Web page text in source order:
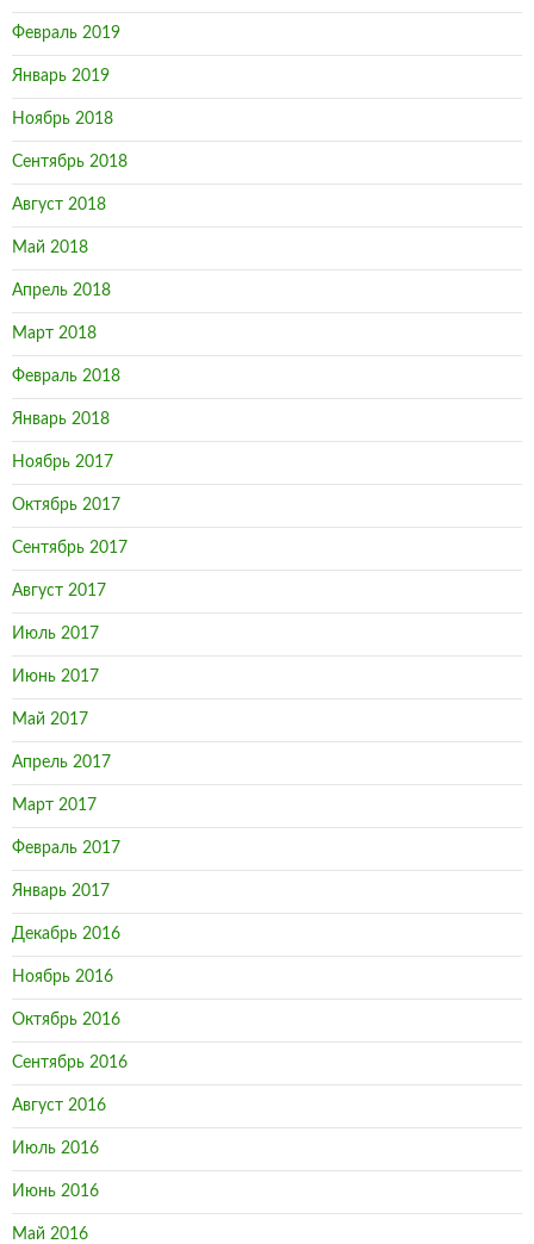
Февраль 2019
Январь 2019
Ноябрь 2018
Сентябрь 2018
Август 2018
Май 2018
Апрель 2018
Март 2018
Февраль 2018
Январь 2018
Ноябрь 2017
Октябрь 2017
Сентябрь 2017
Август 2017
Июль 2017
Июнь 2017
Май 2017
Апрель 2017
Март 2017
Февраль 2017
Январь 2017
Декабрь 2016
Ноябрь 2016
Октябрь 2016
Сентябрь 2016
Август 2016
Июль 2016
Июнь 2016
Май 2016